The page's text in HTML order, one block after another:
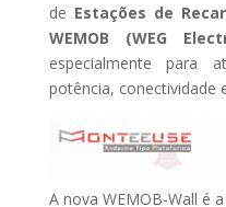
de Estações de
WEMOB (WEG
especialmente para
potência, conectividade
A nova WEMOB-Wall é